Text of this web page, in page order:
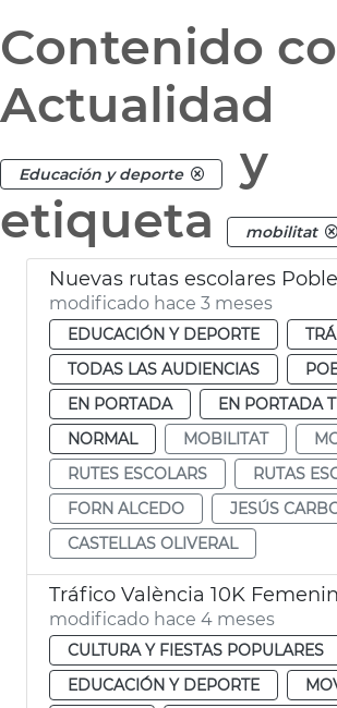
Contenido
Actualidad
Educación y deporte
y
etiqueta
mobilitat
Nuevas rutas escolares
modificado hace 3 meses
EDUCACIÓN Y DEPORTE
TODAS LAS AUDIENCIAS
EN PORTADA
EN PORTADA
NORMAL
MOBILITAT
RUTES ESCOLARS
RUTAS
FORN ALCEDO
JESÚS
CASTELLAS OLIVERAL
modificado hace 4 meses
CULTURA Y FIESTAS POPULARES
EDUCACIÓN Y DEPORTE